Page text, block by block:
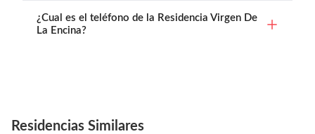
¿Cual es el teléfono de la Residencia Virgen De
La Encina?
Residencias Similares